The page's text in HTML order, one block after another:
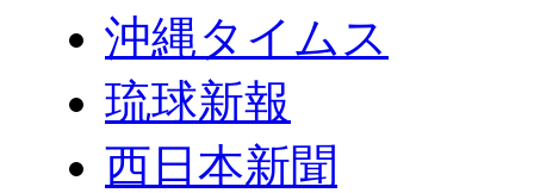
沖縄タイムス
琉球新報
西日本新聞